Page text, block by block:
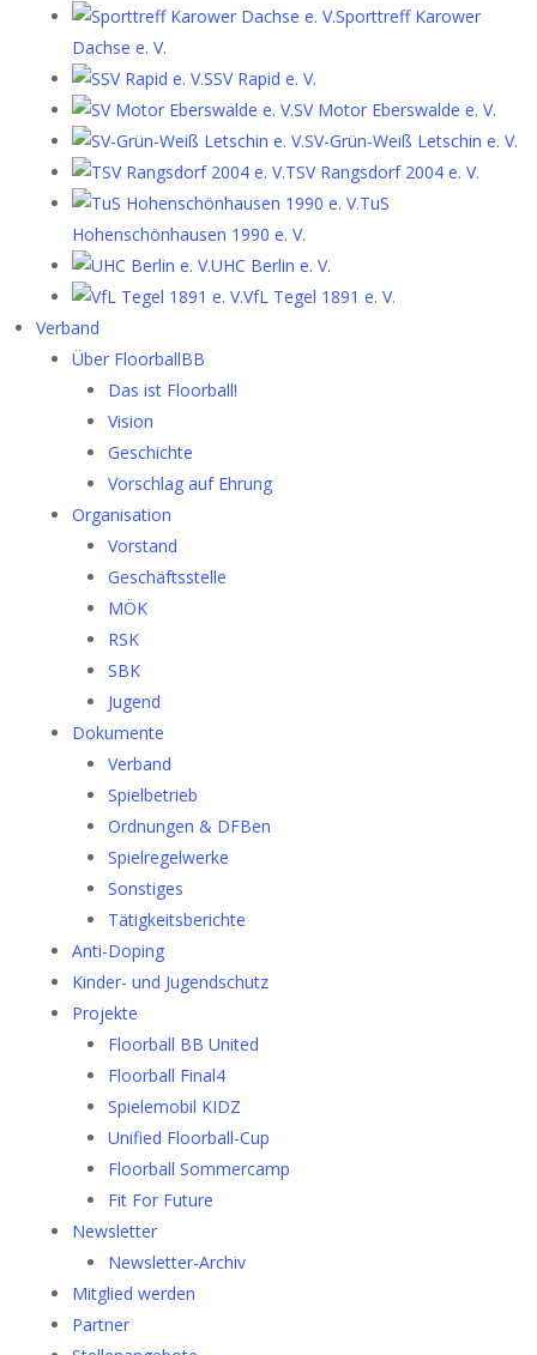
Sporttreff Karower
Dachse e. V.
SSV Rapid e. V.
SV Motor Eberswalde e. V.
SV-Grün-Weiß Letschin e. V.
TSV Rangsdorf 2004 e. V.
TuS
Hohenschönhausen 1990 e. V.
UHC Berlin e. V.
VfL Tegel 1891 e. V.
Verband
Über FloorballBB
Das ist Floorball!
Vision
Geschichte
Vorschlag auf Ehrung
Organisation
Vorstand
Geschäftsstelle
MÖK
RSK
SBK
Jugend
Dokumente
Verband
Spielbetrieb
Ordnungen & DFBen
Spielregelwerke
Sonstiges
Tätigkeitsberichte
Anti-Doping
Kinder- und Jugendschutz
Projekte
Floorball BB United
Floorball Final4
Spielemobil KIDZ
Unified Floorball-Cup
Floorball Sommercamp
Fit For Future
Newsletter
Newsletter-Archiv
Mitglied werden
Partner